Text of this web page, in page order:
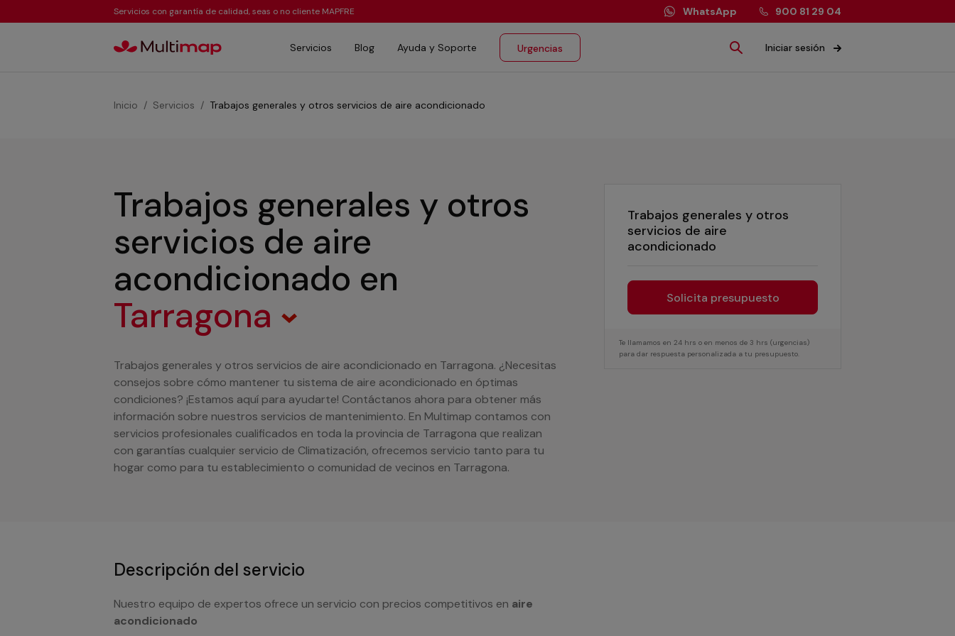
Servicios con garantía de calidad, seas o no cliente MAPFRE WhatsApp 900 81 29 04
Servicios Blog Ayuda y Soporte Urgencias Iniciar sesión
Inicio Servicios Trabajos generales y otros servicios de aire acondicionado
Trabajos generales y otros
servicios de aire
acondicionado
Solicita presupuesto
Te llamamos en 24 hrs o en menos de 3 hrs (urgencias)
para dar respuesta personalizada a tu presupuesto.
Trabajos generales y otros
servicios de aire
acondicionado en
Tarragona
Trabajos generales y otros servicios de aire acondicionado en Tarragona. ¿Necesitas
consejos sobre cómo mantener tu sistema de aire acondicionado en óptimas
condiciones? ¡Estamos aquí para ayudarte! Contáctanos ahora para obtener más
información sobre nuestros servicios de mantenimiento. En Multimap contamos con
servicios profesionales cualificados en toda la provincia de Tarragona que realizan
con garantías cualquier servicio de Climatización, ofrecemos servicio tanto para tu
hogar como para tu establecimiento o comunidad de vecinos en Tarragona.
Descripción del servicio
Nuestro equipo de expertos ofrece un servicio con precios competitivos en aire
acondicionado